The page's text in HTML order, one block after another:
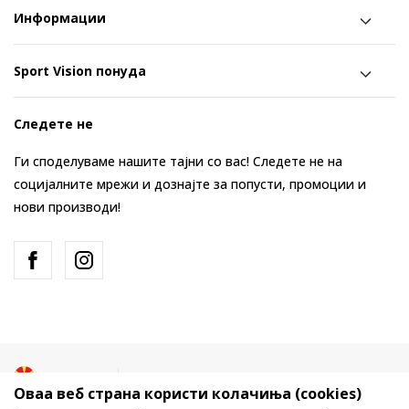
Информации
Sport Vision понуда
Следете не
Ги споделуваме нашите тајни со вас! Следете не на
социјалните мрежи и дознајте за попусти, промоции и
нови производи!
Оваа веб страна користи колачиња (cookies)